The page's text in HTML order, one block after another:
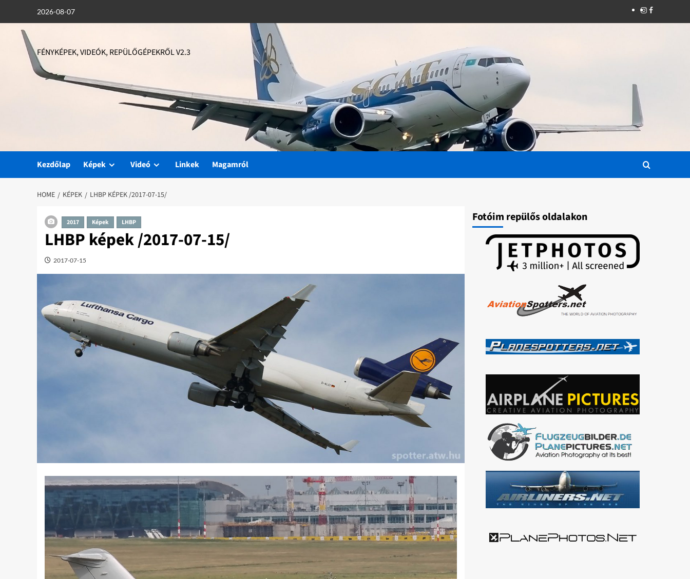
content
2026-08-07 Instagram
Facebook
FÉNYKÉPEK, VIDEÓK, REPÜLŐGÉPEKRŐL V2.3
Kezdőlap Képek Videó Linkek Magamról
HOME KÉPEK LHBP KÉPEK /2017-07-15/
2017 Képek LHBP
LHBP képek /2017-07-15/
2017-07-15
Fotóim repülős oldalakon